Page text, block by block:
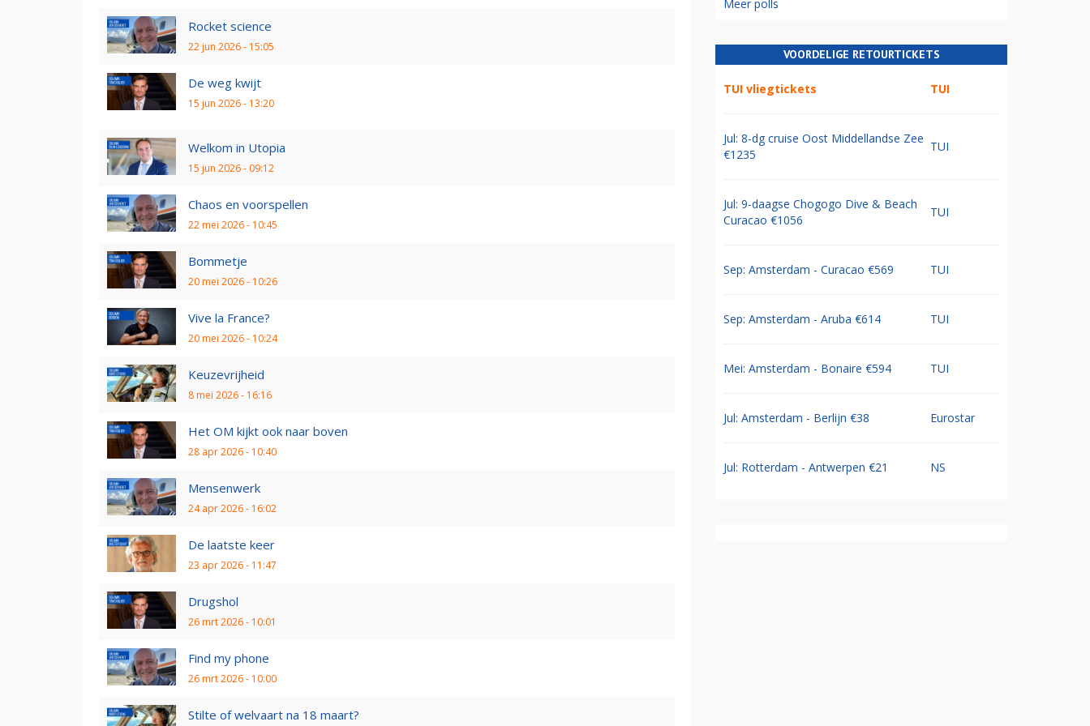
Rocket science
22 jun 2026 - 15:05
De weg kwijt
15 jun 2026 - 13:20
Welkom in Utopia
15 jun 2026 - 09:12
Chaos en voorspellen
22 mei 2026 - 10:45
Bommetje
20 mei 2026 - 10:26
Vive la France?
20 mei 2026 - 10:24
Keuzevrijheid
8 mei 2026 - 16:16
Het OM kijkt ook naar boven
28 apr 2026 - 10:40
Mensenwerk
24 apr 2026 - 16:02
De laatste keer
23 apr 2026 - 11:47
Drugshol
26 mrt 2026 - 10:01
Find my phone
26 mrt 2026 - 10:00
Stilte of welvaart na 18 maart?
Meer polls
VOORDELIGE RETOURTICKETS
TUI vliegtickets TUI
Jul: 8-dg cruise Oost Middellandse Zee
€1235
TUI
Jul: 9-daagse Chogogo Dive & Beach
Curacao €1056
TUI
Sep: Amsterdam - Curacao €569 TUI
Sep: Amsterdam - Aruba €614 TUI
Mei: Amsterdam - Bonaire €594 TUI
Jul: Amsterdam - Berlijn €38 Eurostar
Jul: Rotterdam - Antwerpen €21 NS